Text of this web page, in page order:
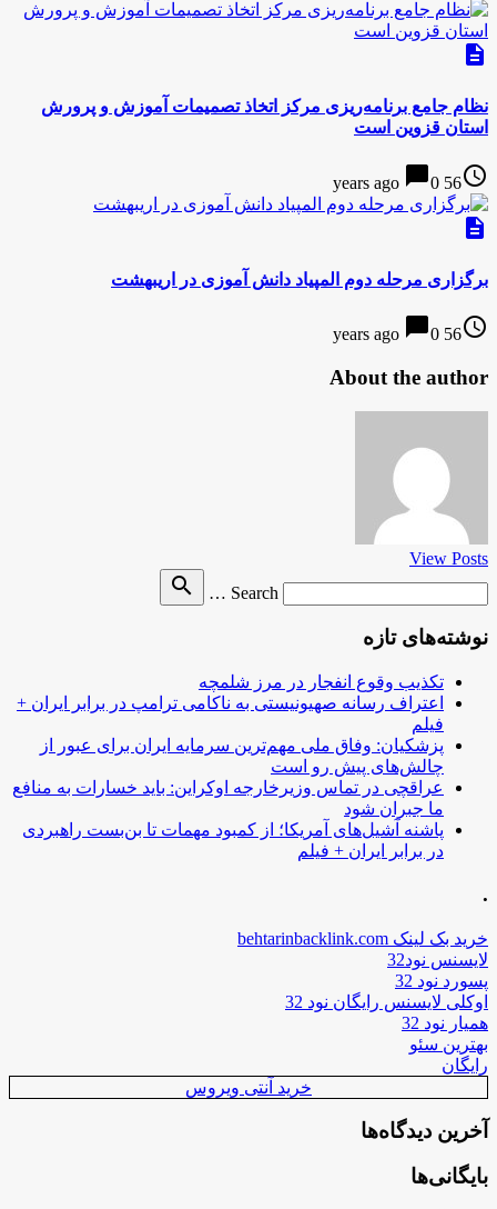
description
نظام جامع برنامه‌ریزی مرکز اتخاذ تصمیمات آموزش و پرورش
استان قزوین است
access_time
56 years ago
chat_bubble0
description
برگزاری مرحله دوم المپیاد دانش آموزی در اریبهشت
access_time
56 years ago
chat_bubble0
About the author
View Posts
Search …
search
نوشته‌های تازه
تکذیب وقوع انفجار در مرز شلمچه
اعتراف رسانه صهیونیستی به ناکامی ترامپ در برابر ایران +
فیلم
پزشکیان: وفاق ملی مهم‌ترین سرمایه ایران برای عبور از
چالش‌های پیش رو است
عراقچی در تماس وزیرخارجه اوکراین: باید خسارات به منافع
ما جبران شود
پاشنه آشیل‌های آمریکا؛ از کمبود مهمات تا بن‌بست راهبردی
در برابر ایران + فیلم
.
خرید بک لینک behtarinbacklink.com
لایسنس نود32
پسورد نود 32
اوکلی لایسنس رایگان نود 32
همیار نود 32
بهترین سئو
رایگان
خرید آنتی ویروس
آخرین دیدگاه‌ها
بایگانی‌ها